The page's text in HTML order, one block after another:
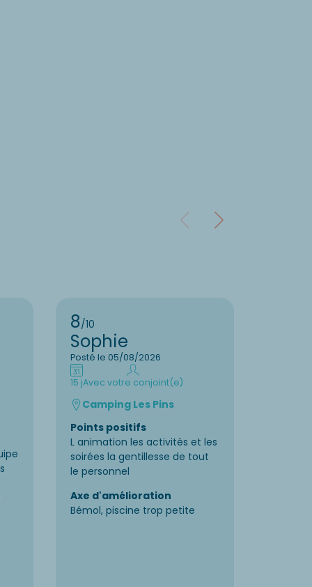
8/10
Sophie
Posté le 05/08/2026
15 jAvec votre conjoint(e)
Camping Les Pins
Points positifs
L animation les activités et les
soirées la gentillesse de tout
le personnel
Axe d'amélioration
Bémol, piscine trop petite